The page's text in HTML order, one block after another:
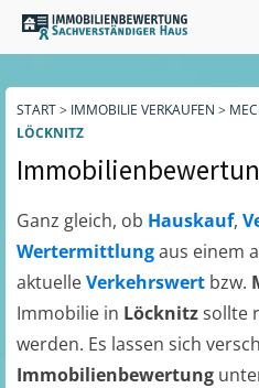
START> IMMOBILIE VERKAUFEN >
LÖCKNITZ
Ganz gleich, ob Hauskauf,
Wertermittlungaus einem
aktuelleVerkehrswert bzw.
Immobilie in Löcknitzsollte
werden. Es lassen sich
Immobilienbewertung